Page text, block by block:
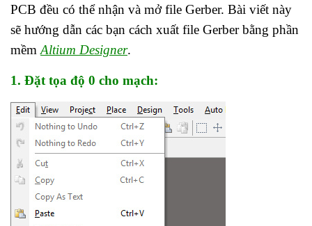
PCB đều có thể nhận và mở file Gerber. Bài viết này
sẽ hướng dẫn các bạn cách xuất file Gerber bằng phần
mềm Altium Designer.
1. Đặt tọa độ 0 cho mạch: